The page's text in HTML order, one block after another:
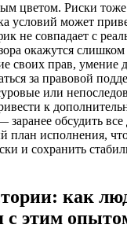
цветом. Риски тоже
условий может
не совпадает с
окажутся
своих прав, умение
за правовой
или
к
обсудить все
план исполнения,
и сохранить
как
с этим